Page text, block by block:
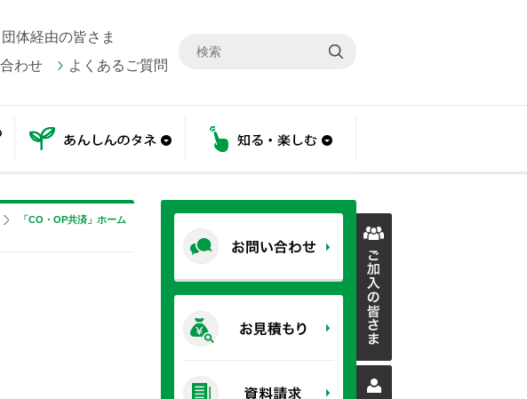
団体経由の皆さま
わせ よくあるご質問
「CO・OP共済」ホーム